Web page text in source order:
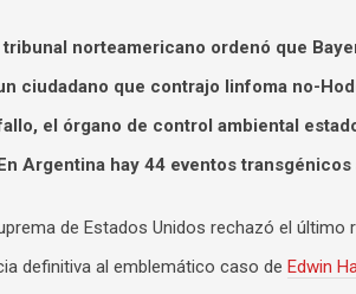
tribunal norteamericano ordenó que
ciudadano que contrajo linfoma no-
el órgano de control ambiental
Argentina hay 44 eventos
de Estados Unidos rechazó el
definitiva al emblemático caso de Edwin